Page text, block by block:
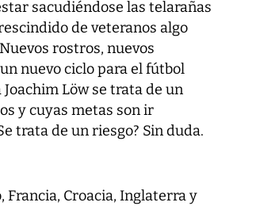
sacudiéndose las telarañas
de veteranos algo
rostros, nuevos
nuevo ciclo para el fútbol
Löw se trata de un
y cuyas metas son ir
trata de un riesgo? Sin duda.
Croacia, Inglaterra y